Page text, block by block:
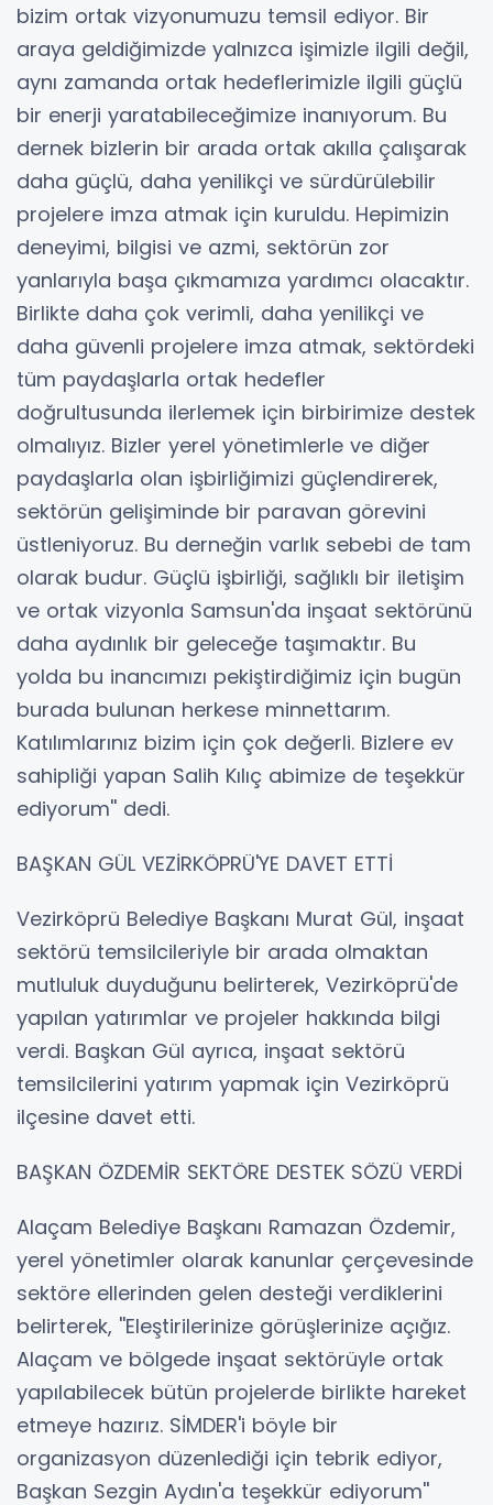
bizim ortak vizyonumuzu temsil ediyor. Bir
araya geldiğimizde yalnızca işimizle ilgili değil,
aynı zamanda ortak hedeflerimizle ilgili güçlü
bir enerji yaratabileceğimize inanıyorum. Bu
dernek bizlerin bir arada ortak akılla çalışarak
daha güçlü, daha yenilikçi ve sürdürülebilir
projelere imza atmak için kuruldu. Hepimizin
deneyimi, bilgisi ve azmi, sektörün zor
yanlarıyla başa çıkmamıza yardımcı olacaktır.
Birlikte daha çok verimli, daha yenilikçi ve
daha güvenli projelere imza atmak, sektördeki
tüm paydaşlarla ortak hedefler
doğrultusunda ilerlemek için birbirimize destek
olmalıyız. Bizler yerel yönetimlerle ve diğer
paydaşlarla olan işbirliğimizi güçlendirerek,
sektörün gelişiminde bir paravan görevini
üstleniyoruz. Bu derneğin varlık sebebi de tam
olarak budur. Güçlü işbirliği, sağlıklı bir iletişim
ve ortak vizyonla Samsun'da inşaat sektörünü
daha aydınlık bir geleceğe taşımaktır. Bu
yolda bu inancımızı pekiştirdiğimiz için bugün
burada bulunan herkese minnettarım.
Katılımlarınız bizim için çok değerli. Bizlere ev
sahipliği yapan Salih Kılıç abimize de teşekkür
ediyorum'' dedi.
BAŞKAN GÜL VEZİRKÖPRÜ'YE DAVET ETTİ
Vezirköprü Belediye Başkanı Murat Gül, inşaat
sektörü temsilcileriyle bir arada olmaktan
mutluluk duyduğunu belirterek, Vezirköprü'de
yapılan yatırımlar ve projeler hakkında bilgi
verdi. Başkan Gül ayrıca, inşaat sektörü
temsilcilerini yatırım yapmak için Vezirköprü
ilçesine davet etti.
BAŞKAN ÖZDEMİR SEKTÖRE DESTEK SÖZÜ VERDİ
Alaçam Belediye Başkanı Ramazan Özdemir,
yerel yönetimler olarak kanunlar çerçevesinde
sektöre ellerinden gelen desteği verdiklerini
belirterek, ''Eleştirilerinize görüşlerinize açığız.
Alaçam ve bölgede inşaat sektörüyle ortak
yapılabilecek bütün projelerde birlikte hareket
etmeye hazırız. SİMDER'i böyle bir
organizasyon düzenlediği için tebrik ediyor,
Başkan Sezgin Aydın'a teşekkür ediyorum''